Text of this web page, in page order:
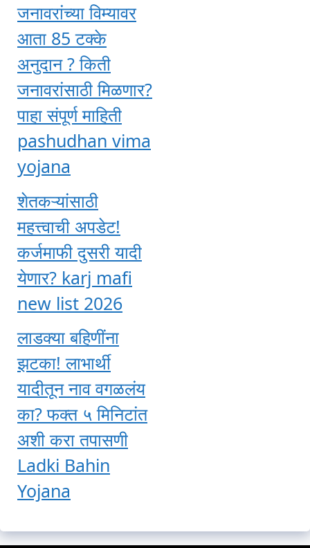
जनावरांच्या विम्यावर
आता 85 टक्के
अनुदान ? किती
जनावरांसाठी मिळणार?
पाहा संपूर्ण माहिती
pashudhan vima
yojana
शेतकऱ्यांसाठी
महत्त्वाची अपडेट!
कर्जमाफी दुसरी यादी
येणार? karj mafi
new list 2026
लाडक्या बहिणींना
झटका! लाभार्थी
यादीतून नाव वगळलंय
का? फक्त ५ मिनिटांत
अशी करा तपासणी
Ladki Bahin
Yojana